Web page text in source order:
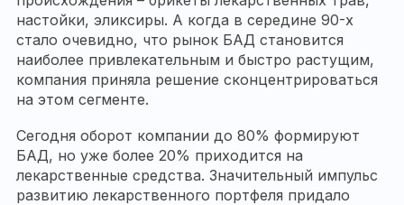
настойки, эликсиры. А когда в середине 90-х
стало очевидно, что рынок БАД становится
наиболее привлекательным и быстро растущим,
компания приняла решение сконцентрироваться
на этом сегменте.
Сегодня оборот компании до 80% формируют
БАД, но уже более 20% приходится на
лекарственные средства. Значительный импульс
развитию лекарственного портфеля придало